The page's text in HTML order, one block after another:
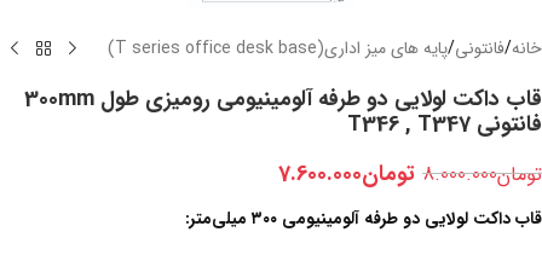
خانه/فانتونی/پایه های میز اداری(T series office desk base)
قاب داکت لولایی دو طرفه آلومینیومی رومیزی طول 300mm
فانتونی T346 , T347
تومان8.000.000 تومان7.600.000
قاب داکت لولایی دو طرفه آلومینیومی ۳۰۰ میلی‌متر: